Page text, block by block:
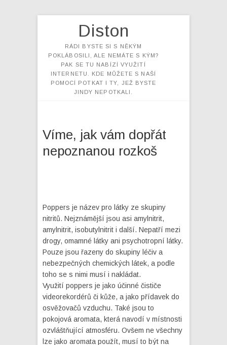
Diston
RÁDI BYSTE SI S NĚKÝM
POKLÁBOSILI, ALE NEMÁTE S KÝM?
PAK SE TU NABÍZÍ VYUŽITÍ
INTERNETU. KDE MŮŽETE S NAŠÍ
POMOCÍ POTKAT I TY, JEŽ BYSTE
JINDY NEPOTKALI.
Víme, jak vám dopřát
nepoznanou rozkoš
Poppers je název pro látky ze skupiny
nitritů. Nejznámější jsou asi amylnitrit,
amylnitrit, isobutylnitrit i další. Nepatří mezi
drogy, omamné látky ani psychotropní látky.
Pouze jsou řazeny do skupiny léčiv a
nebezpečných chemických látek, a podle
toho se s nimi musí i nakládat.
Využití poppers je jako účinné čističe
videorekordérů či kůže, a jako přídavek do
osvěžovačů vzduchu. Také jsou to
pokojová aromata, která navodí v místnosti
ozvláštňující atmosféru. Ovšem ne všechny
lze jako aromata použít, musí to být na